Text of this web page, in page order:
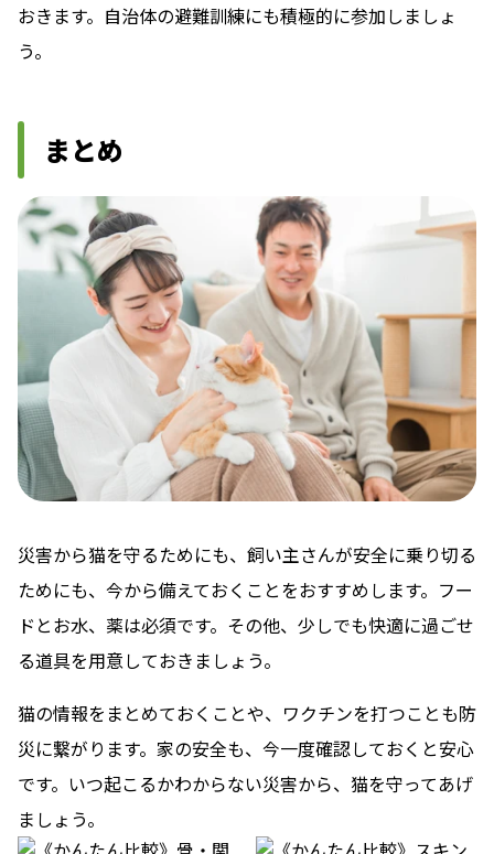
おきます。自治体の避難訓練にも積極的に参加しましょ
う。
まとめ
災害から猫を守るためにも、飼い主さんが安全に乗り切る
ためにも、今から備えておくことをおすすめします。フー
ドとお水、薬は必須です。その他、少しでも快適に過ごせ
る道具を用意しておきましょう。
猫の情報をまとめておくことや、ワクチンを打つことも防
災に繋がります。家の安全も、今一度確認しておくと安心
です。いつ起こるかわからない災害から、猫を守ってあげ
ましょう。